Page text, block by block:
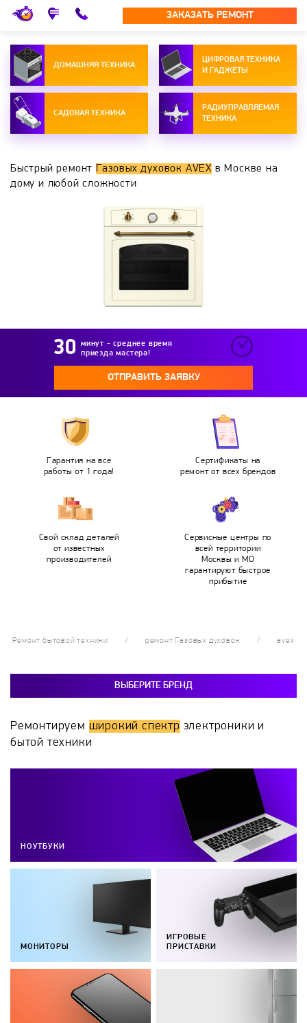
ЗАКАЗАТЬ РЕМОНТ
ДОМАШНЯЯ ТЕХНИКА
ЦИФРОВАЯ ТЕХНИКА
И ГАДЖЕТЫ
САДОВАЯ ТЕХНИКА
РАДИУПРАВЛЯЕМАЯ
ТЕХНИКА
Быстрый ремонт Газовых духовок AVEX в Москве на
дому и любой сложности
минут - среднее время
приезда мастера!
ОТПРАВИТЬ ЗАЯВКУ
Гарантия на все
работы от 1 года!
Сертификаты на
ремонт от всех брендов
Свой склад деталей
от известных
производителей
Сервисные центры по
всей территории
Москвы и МО
гарантируют быстрое
прибытие
Ремонт бытовой техники ремонт Газовых духовок avex
ВЫБЕРИТЕ БРЕНД
Ремонтируем широкий спектр электроники и
бытой техники
НОУТБУКИ
МОНИТОРЫ
ИГРОВЫЕ
ПРИСТАВКИ